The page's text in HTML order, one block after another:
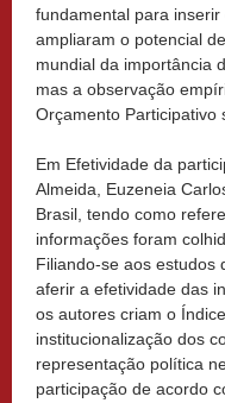
fundamental para
ampliaram o potencial
mundial da importância
mas a observação
Orçamento Participativo
Em Efetividade da
Almeida, Euzeneia
Brasil, tendo como
informações foram
Filiando-se aos estudos
aferir a efetividade das
os autores criam o
institucionalização dos
representação política
participação de acordo